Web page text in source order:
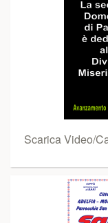
Scarica Video/